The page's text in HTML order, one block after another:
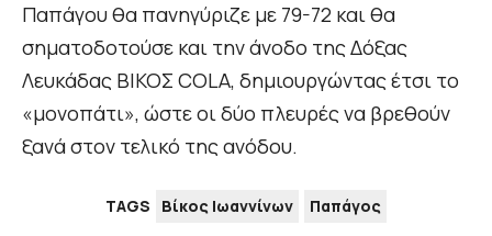
Παπάγου θα πανηγύριζε με 79-72 και θα
σηματοδοτούσε και την άνοδο της Δόξας
Λευκάδας ΒΙΚΟΣ COLA, δημιουργώντας έτσι το
«μονοπάτι», ώστε οι δύο πλευρές να βρεθούν
ξανά στον τελικό της ανόδου.
TAGS Βίκος Ιωαννίνων Παπάγος